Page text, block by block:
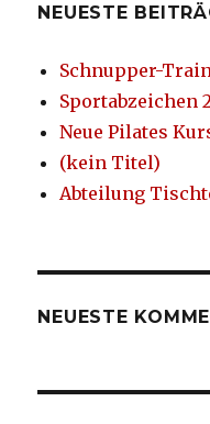
NEUESTE
Schnupper-
Sportabzeichen
Neue Pilates
(kein Titel)
Abteilung
NEUESTE